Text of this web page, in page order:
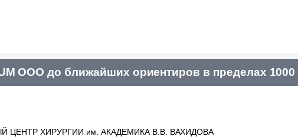
ООО до ближайших ориентиров в пределах 1000
ЦЕНТР ХИРУРГИИ им. АКАДЕМИКА В.В. ВАХИДОВА